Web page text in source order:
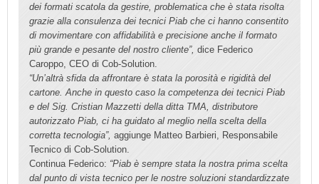
dei formati scatola da gestire, problematica che è stata risolta
grazie alla consulenza dei tecnici Piab che ci hanno consentito
di movimentare con affidabilità e precisione anche il formato
più grande e pesante del nostro cliente”, dice Federico
Caroppo, CEO di Cob-Solution.
“Un’altrà sfida da affrontare è stata la porosità e rigidità del
cartone. Anche in questo caso la competenza dei tecnici Piab
e del Sig. Cristian Mazzetti della ditta TMA, distributore
autorizzato Piab, ci ha guidato al meglio nella scelta della
corretta tecnologia”, aggiunge Matteo Barbieri, Responsabile
Tecnico di Cob-Solution.
Continua Federico: “Piab è sempre stata la nostra prima scelta
dal punto di vista tecnico per le nostre soluzioni standardizzate